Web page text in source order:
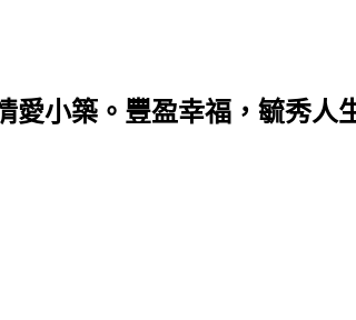
愛小築。豐盈幸福，毓秀人